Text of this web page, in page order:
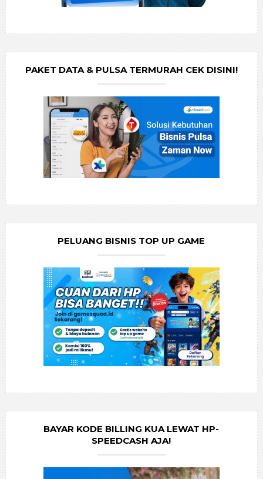
PAKET DATA & PULSA TERMURAH CEK DISINI!
PELUANG BISNIS TOP UP GAME
BAYAR KODE BILLING KUA LEWAT HP-
SPEEDCASH AJA!